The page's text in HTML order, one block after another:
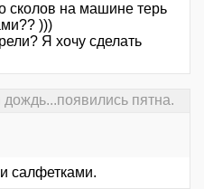
сколов на машине терь
)))
Я хочу сделать
пятна.
салфетками.